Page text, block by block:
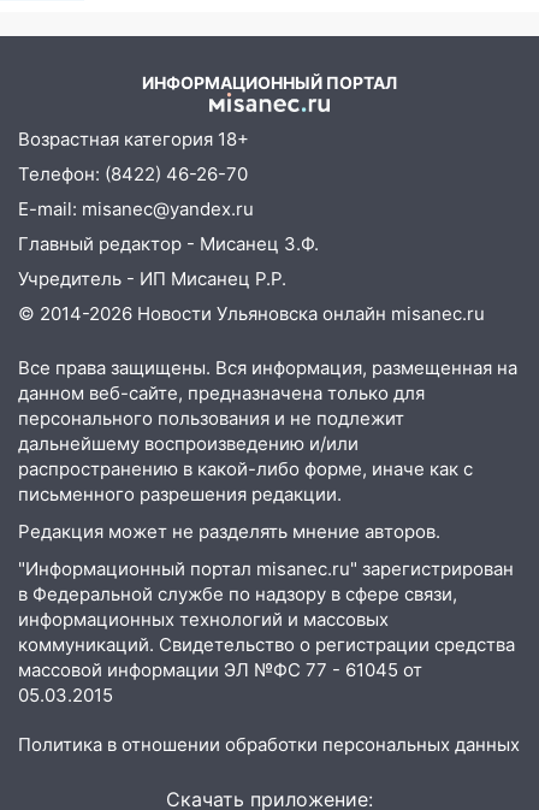
11:16 В Ульяновске открыли памятную
В Ульяновске спасатели ночью
нашли потерявшегося в заброшенных
садах 79-летнего мужчину
10:26 На нескольких улицах Ульяновска
временно отключили холодную воду
10:14 В Ульяновске двоих участников
коррупционной схемы при ЦГКБ
отправили в колонию на 7 и 8 лет
09:52 Ночью беспилотники сбили над
соседними Татарстаном и Саратовской
областью
09:41 Диана Шурыгина уверовала в
Бога в СИЗО
09:35
В Ульяновске директора фирмы
будут судить за неуплату налогов на 48
млн рублей
08:22 Подросток на питбайке сбил
велосипедистку: пострадали двое
07:20 Жара возвращается: ожидается
знойный и сухой четверг
пострадал 38-летний водитель
ИНФОРМАЦИОННЫЙ ПОРТАЛ
Возрастная категория 18+
Телефон: (8422) 46-26-70
E-mail: misanec@yandex.ru
Главный редактор - Мисанец З.Ф.
Учредитель - ИП Мисанец Р.Р.
© 2014-2026 Новости Ульяновска онлайн misanec.ru
Все права защищены. Вся информация, размещенная на
данном веб-сайте, предназначена только для
персонального пользования и не подлежит
дальнейшему воспроизведению и/или
распространению в какой-либо форме, иначе как с
письменного разрешения редакции.
Редакция может не разделять мнение авторов.
"Информационный портал misanec.ru" зарегистрирован
в Федеральной службе по надзору в сфере связи,
информационных технологий и массовых
коммуникаций. Свидетельство о регистрации средства
массовой информации ЭЛ №ФС 77 - 61045 от
05.03.2015
Политика в отношении обработки персональных данных
Скачать приложение: